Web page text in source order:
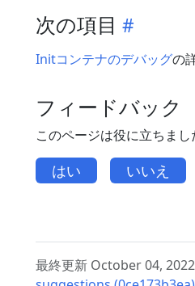
次の項目
Initコンテナのデバッグの
フィードバック
このページは役に立ちまし
はい いいえ
最終更新 October 04,